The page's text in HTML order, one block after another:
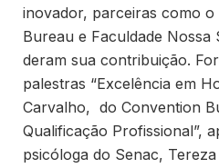
inovador, parceiras como
Bureau e Faculdade Nossa
deram sua contribuição.
palestras “Excelência em
Carvalho, do Convention
Qualificação Profissional”,
psicóloga do Senac,